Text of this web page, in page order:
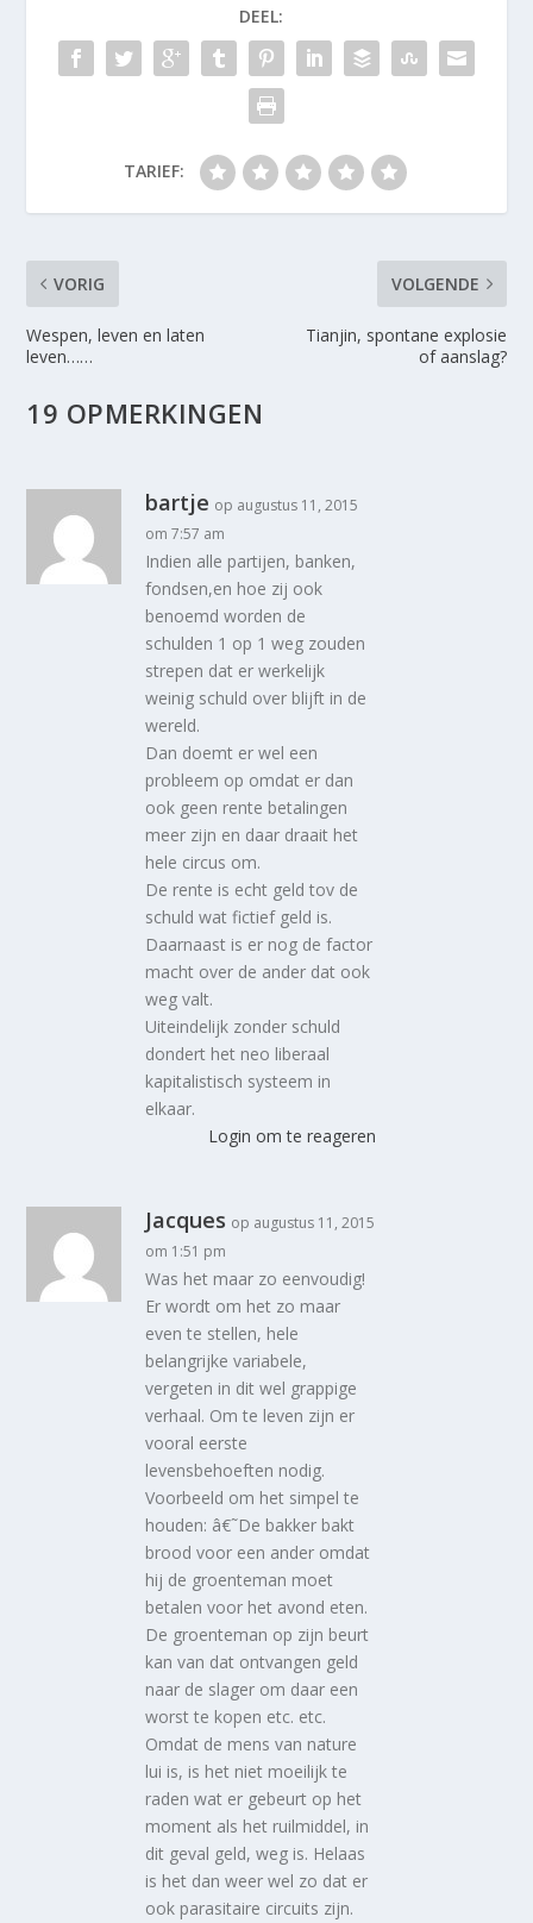
DEEL:
TARIEF:
VORIG
Wespen, leven en laten
leven……
VOLGENDE
Tianjin, spontane explosie
of aanslag?
19 OPMERKINGEN
bartje op augustus 11, 2015
om 7:57 am
Indien alle partijen, banken,
fondsen,en hoe zij ook
benoemd worden de
schulden 1 op 1 weg zouden
strepen dat er werkelijk
weinig schuld over blijft in de
wereld.
Dan doemt er wel een
probleem op omdat er dan
ook geen rente betalingen
meer zijn en daar draait het
hele circus om.
De rente is echt geld tov de
schuld wat fictief geld is.
Daarnaast is er nog de factor
macht over de ander dat ook
weg valt.
Uiteindelijk zonder schuld
dondert het neo liberaal
kapitalistisch systeem in
elkaar.
Login om te reageren
Jacques op augustus 11, 2015
om 1:51 pm
Was het maar zo eenvoudig!
Er wordt om het zo maar
even te stellen, hele
belangrijke variabele,
vergeten in dit wel grappige
verhaal. Om te leven zijn er
vooral eerste
levensbehoeften nodig.
Voorbeeld om het simpel te
houden: â€˜De bakker bakt
brood voor een ander omdat
hij de groenteman moet
betalen voor het avond eten.
De groenteman op zijn beurt
kan van dat ontvangen geld
naar de slager om daar een
worst te kopen etc. etc.
Omdat de mens van nature
lui is, is het niet moeilijk te
raden wat er gebeurt op het
moment als het ruilmiddel, in
dit geval geld, weg is. Helaas
is het dan weer wel zo dat er
ook parasitaire circuits zijn.